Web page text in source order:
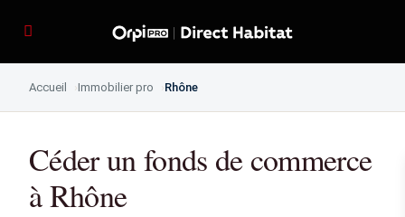
Accueil Immobilier pro Rhône
Céder un fonds de commerce
à Rhône